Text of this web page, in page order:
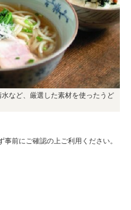
など、厳選した素材を使ったうど
前にご確認の上ご利用ください。